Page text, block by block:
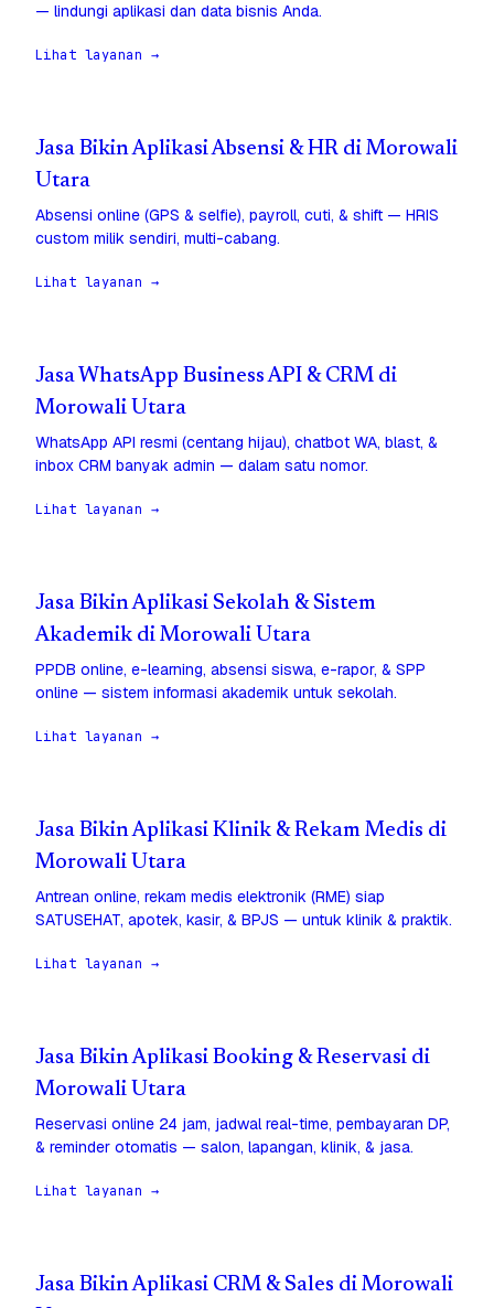
— lindungi aplikasi dan data bisnis Anda.
Lihat layanan →
Jasa Bikin Aplikasi Absensi & HR di Morowali
Utara
Absensi online (GPS & selfie), payroll, cuti, & shift — HRIS
custom milik sendiri, multi-cabang.
Lihat layanan →
Jasa WhatsApp Business API & CRM di
Morowali Utara
WhatsApp API resmi (centang hijau), chatbot WA, blast, &
inbox CRM banyak admin — dalam satu nomor.
Lihat layanan →
Jasa Bikin Aplikasi Sekolah & Sistem
Akademik di Morowali Utara
PPDB online, e-learning, absensi siswa, e-rapor, & SPP
online — sistem informasi akademik untuk sekolah.
Lihat layanan →
Jasa Bikin Aplikasi Klinik & Rekam Medis di
Morowali Utara
Antrean online, rekam medis elektronik (RME) siap
SATUSEHAT, apotek, kasir, & BPJS — untuk klinik & praktik.
Lihat layanan →
Jasa Bikin Aplikasi Booking & Reservasi di
Morowali Utara
Reservasi online 24 jam, jadwal real-time, pembayaran DP,
& reminder otomatis — salon, lapangan, klinik, & jasa.
Lihat layanan →
Jasa Bikin Aplikasi CRM & Sales di Morowali